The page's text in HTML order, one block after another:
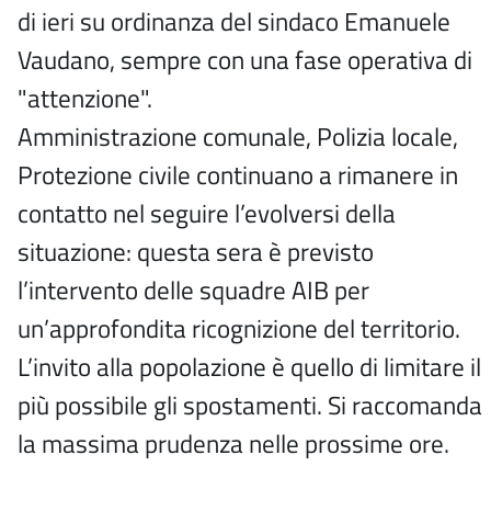
di ieri su ordinanza del sindaco Emanuele
Vaudano, sempre con una fase operativa di
"attenzione".
Amministrazione comunale, Polizia locale,
Protezione civile continuano a rimanere in
contatto nel seguire l’evolversi della
situazione: questa sera è previsto
l’intervento delle squadre AIB per
un’approfondita ricognizione del territorio.
L’invito alla popolazione è quello di limitare il
più possibile gli spostamenti. Si raccomanda
la massima prudenza nelle prossime ore.